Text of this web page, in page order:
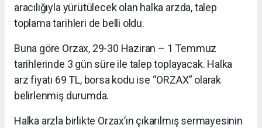
aracılığıyla yürütülecek olan halka arzda, talep
toplama tarihleri de belli oldu.
Buna göre Orzax, 29-30 Haziran – 1 Temmuz
tarihlerinde 3 gün süre ile talep toplayacak. Halka
arz fiyatı 69 TL, borsa kodu ise “ORZAX” olarak
belirlenmiş durumda.
Halka arzla birlikte Orzax’ın çıkarılmış sermayesinin